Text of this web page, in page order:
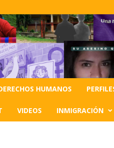
HUMANOS
VIDEOS INMIGRACIÓN